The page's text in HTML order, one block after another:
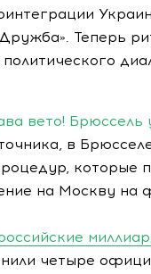
Теперь
вето! Брюссель
в
которые
на Москву на
четыре